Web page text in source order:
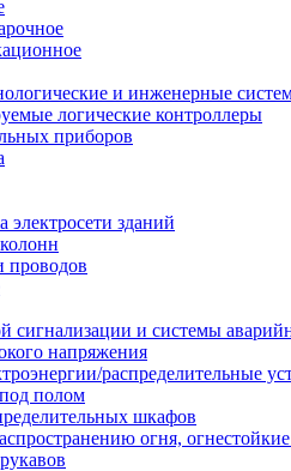
и инженерные
логические контроллеры
приборов
зданий
проводов
сигнализации и системы
напряжения
распределительные
полом
шкафов
огня,